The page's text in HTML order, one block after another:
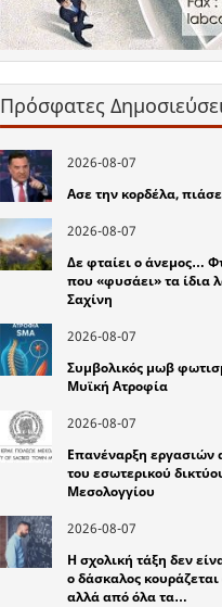
Πρόσφατες
2026-08-07
Ασε την κορδέλα,
2026-08-07
Δε φταίει ο άνεμος…
που «φυσάει» τα ίδια
Σαχίνη
2026-08-07
Συμβολικός μωβ
Μυϊκή Ατροφία
2026-08-07
Επανέναρξη εργασιών
του εσωτερικού
Μεσολογγίου
2026-08-07
Η σχολική τάξη δεν
ο δάσκαλος
αλλά από όλα τα…